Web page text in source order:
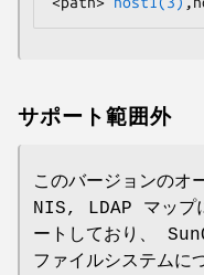
サポート範囲外
このバージョンの
NIS, LDAP マップ
ートしており、
ファイルシステムに